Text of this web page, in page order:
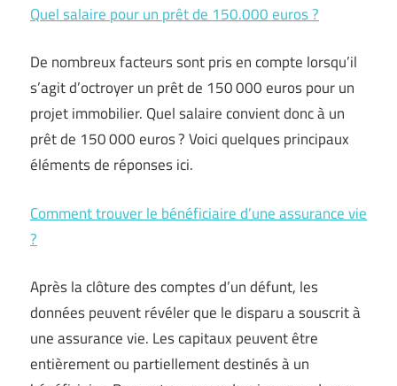
Quel salaire pour un prêt de 150.000 euros ?
De nombreux facteurs sont pris en compte lorsqu’il
s’agit d’octroyer un prêt de 150 000 euros pour un
projet immobilier. Quel salaire convient donc à un
prêt de 150 000 euros ? Voici quelques principaux
éléments de réponses ici.
Comment trouver le bénéficiaire d’une assurance vie
?
Après la clôture des comptes d’un défunt, les
données peuvent révéler que le disparu a souscrit à
une assurance vie. Les capitaux peuvent être
entièrement ou partiellement destinés à un